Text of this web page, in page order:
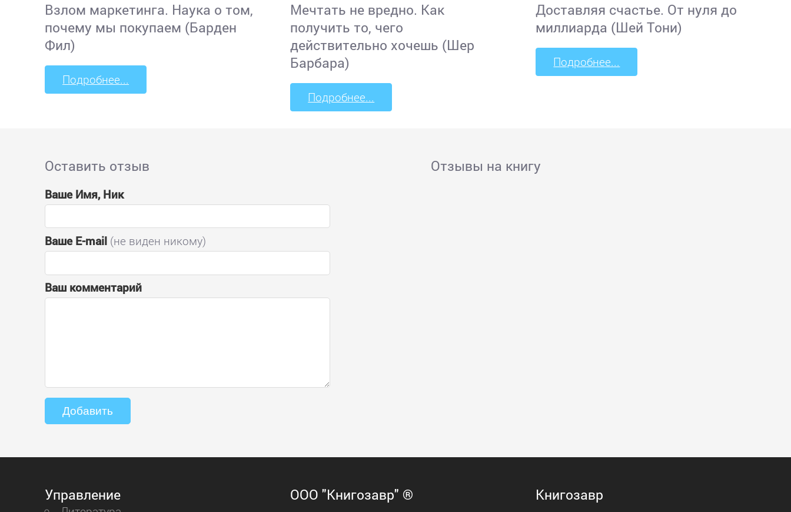
Взлом маркетинга. Наука о том,
почему мы покупаем (Барден
Фил)
Подробнее...
Мечтать не вредно. Как
получить то, чего
действительно хочешь (Шер
Барбара)
Подробнее...
Доставляя счастье. От нуля до
миллиарда (Шей Тони)
Подробнее...
Оставить отзыв
Ваше Имя, Ник
Ваше E-mail (не виден никому)
Ваш комментарий
Отзывы на книгу
Управление ООО "Книгозавр" ® Книгозавр